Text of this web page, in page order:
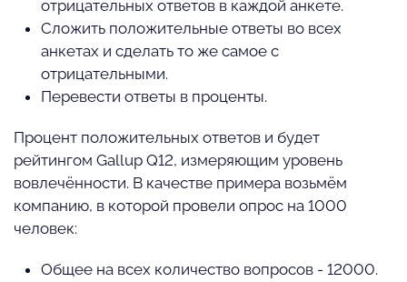
отрицательных ответов в каждой анкете.
Сложить положительные ответы во всех
анкетах и сделать то же самое с
отрицательными.
Перевести ответы в проценты.
Процент положительных ответов и будет
рейтингом Gallup Q12, измеряющим уровень
вовлечённости. В качестве примера возьмём
компанию, в которой провели опрос на 1000
человек:
Общее на всех количество вопросов - 12000.